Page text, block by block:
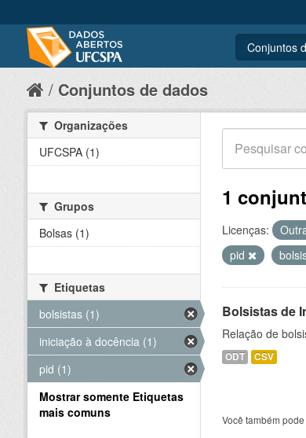
Conjuntos
Conjuntos de dados
1
Licenças:
pid
Bolsistas de
Relação de
ODT CSV
Você também
Organizações
UFCSPA (1)
Grupos
Bolsas (1)
Etiquetas
bolsistas (1)
iniciação à docência (1)
pid (1)
Mostrar somente Etiquetas
mais comuns